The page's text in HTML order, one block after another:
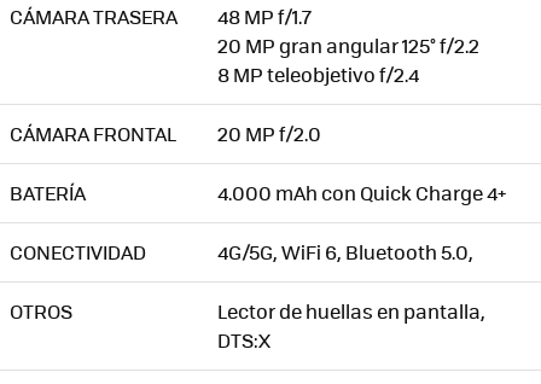
CÁMARA TRASERA
48 MP f/1.7
20 MP gran angular 125° f/2.2
8 MP teleobjetivo f/2.4
CÁMARA FRONTAL 20 MP f/2.0
BATERÍA 4.000 mAh con Quick Charge 4+
CONECTIVIDAD 4G/5G, WiFi 6, Bluetooth 5.0,
OTROS
Lector de huellas en pantalla,
DTS:X